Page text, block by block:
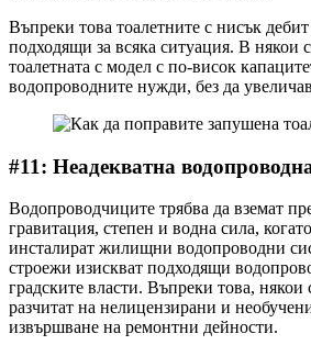
Въпреки това тоалетните с нисък
подходящи за всяка ситуация. В някои
тоалетната с модел с по-висок
водопроводните нужди, без да
#11: Неадекватна
Водопроводчиците трябва да вземат
гравитация, степен и водна сила,
инсталират жилищни водопроводни
строежи изискват подходящи
градските власти. Въпреки това,
разчитат на нелицензирани и
извършване на ремонтни дейности.